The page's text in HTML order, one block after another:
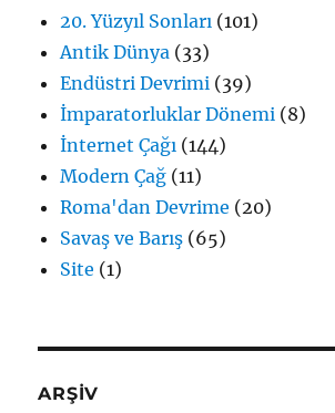
20. Yüzyıl Sonları (101)
Antik Dünya (33)
Endüstri Devrimi (39)
İmparatorluklar Dönemi (8)
İnternet Çağı (144)
Modern Çağ (11)
Roma'dan Devrime (20)
Savaş ve Barış (65)
Site (1)
ARŞİV